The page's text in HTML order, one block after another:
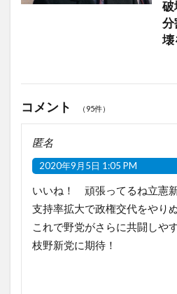
破
分
壊
コメント （95件）
匿名
2020年9月5日 1:05 PM
いいね！ 頑張ってるね立憲新
支持率拡大で政権交代をやり
これで野党がさらに共闘しや
枝野新党に期待！